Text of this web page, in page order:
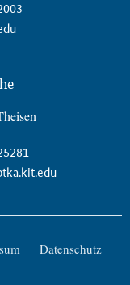
Datenschutz